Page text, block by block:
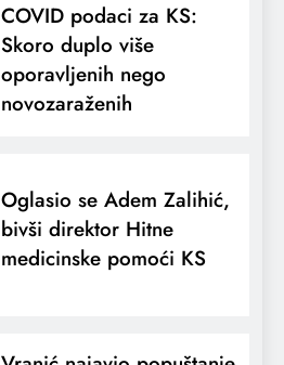
COVID podaci za KS:
Skoro duplo više
oporavljenih nego
novozaraženih
Oglasio se Adem Zalihić,
bivši direktor Hitne
medicinske pomoći KS